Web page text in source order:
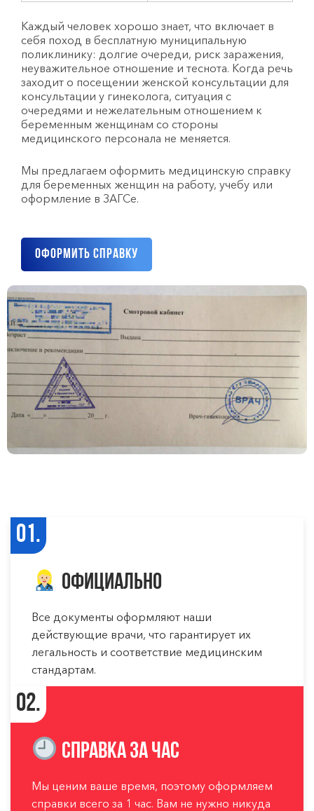
Каждый человек хорошо знает, что включает в
себя поход в бесплатную муниципальную
поликлинику: долгие очереди, риск заражения,
неуважительное отношение и теснота. Когда речь
заходит о посещении женской консультации для
консультации у гинеколога, ситуация с
очередями и нежелательным отношением к
беременным женщинам со стороны
медицинского персонала не меняется.
Мы предлагаем оформить медицинскую справку
для беременных женщин на работу, учебу или
оформление в ЗАГСе.
Оформить справку
01.
Официально
Все документы оформляют наши
действующие врачи, что гарантирует их
легальность и соответствие медицинским
стандартам.
02.
Справка за час
Мы ценим ваше время, поэтому оформляем
справки всего за 1 час. Вам не нужно никуда